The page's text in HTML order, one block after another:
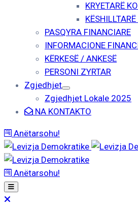
KRYETARË
PASQYRA FINANCIARE
INFORMACIONE
KËRKESË / ANKESË
PERSONI ZYRTAR
Zgjedhjet
Zgjedhjet Lokale 2025
NA KONTAKTO
Anëtarsohu!
Anëtarsohu!